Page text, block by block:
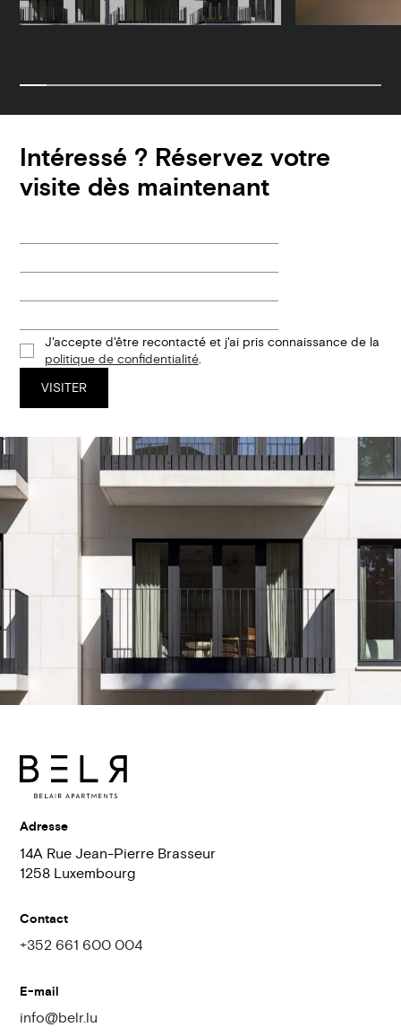
Intéressé ? Réservez votre
visite dès maintenant
J'accepte d'être recontacté et j'ai pris connaissance de la
politique de confidentialité.
Adresse
14A Rue Jean-Pierre Brasseur
1258 Luxembourg
Contact
+352 661 600 004
E-mail
info@belr.lu